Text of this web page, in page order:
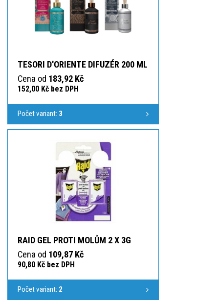
TESORI D'ORIENTE DIFUZÉR 200 ML
Cena od 183,92 Kč
152,00 Kč bez DPH
Počet variant: 3
RAID GEL PROTI MOLŮM 2 X 3G
Cena od 109,87 Kč
90,80 Kč bez DPH
Počet variant: 2